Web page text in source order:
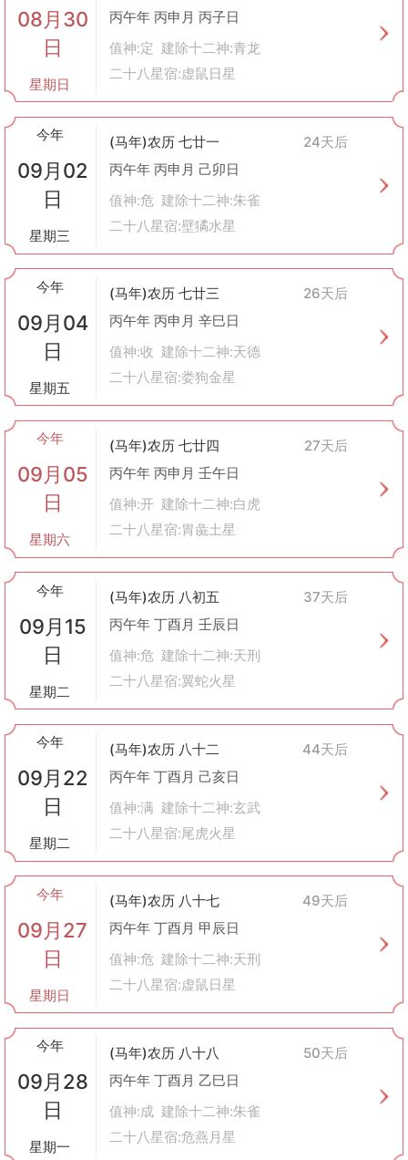
08月30
日
星期日
丙午年 丙申月 丙子日
值神:定 建除十二神:青龙
二十八星宿:虚鼠日星
今年
09月02
日
星期三
(马年)农历 七廿一
24天后
丙午年 丙申月 己卯日
值神:危 建除十二神:朱雀
二十八星宿:壁獝水星
今年
09月04
日
星期五
(马年)农历 七廿三
26天后
丙午年 丙申月 辛巳日
值神:收 建除十二神:天德
二十八星宿:娄狗金星
今年
09月05
日
星期六
(马年)农历 七廿四
27天后
丙午年 丙申月 壬午日
值神:开 建除十二神:白虎
二十八星宿:胃彘土星
今年
09月15
日
星期二
(马年)农历 八初五
37天后
丙午年 丁酉月 壬辰日
值神:危 建除十二神:天刑
二十八星宿:翼蛇火星
今年
09月22
日
星期二
(马年)农历 八十二
44天后
丙午年 丁酉月 己亥日
值神:满 建除十二神:玄武
二十八星宿:尾虎火星
今年
09月27
日
星期日
(马年)农历 八十七
49天后
丙午年 丁酉月 甲辰日
值神:危 建除十二神:天刑
二十八星宿:虚鼠日星
今年
09月28
日
星期一
(马年)农历 八十八
50天后
丙午年 丁酉月 乙巳日
值神:成 建除十二神:朱雀
二十八星宿:危燕月星